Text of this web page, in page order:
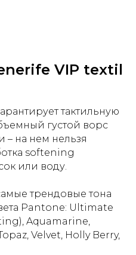
VIP textil
тактильную
густой ворс
– на нем нельзя
softening
или воду.
трендовые тона
Pantone: Ultimate
Aquamarine,
Velvet, Holly Berry,